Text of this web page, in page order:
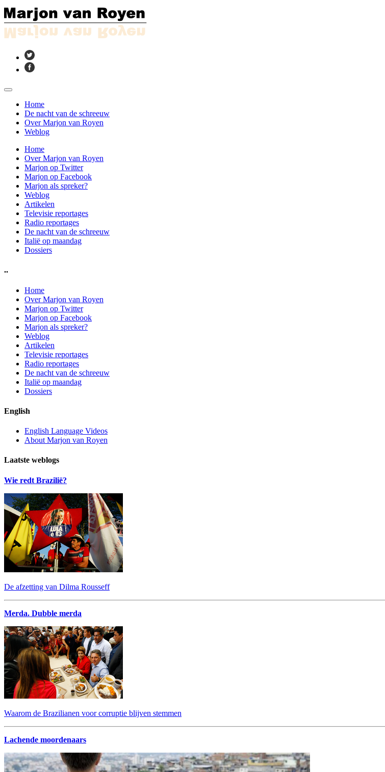
Home
De nacht van de schreeuw
Over Marjon van Royen
Weblog
Home
Over Marjon van Royen
Marjon op Twitter
Marjon op Facebook
Marjon als spreker?
Weblog
Artikelen
Televisie reportages
Radio reportages
De nacht van de schreeuw
Italië op maandag
Dossiers
..
Home
Over Marjon van Royen
Marjon op Twitter
Marjon op Facebook
Marjon als spreker?
Weblog
Artikelen
Televisie reportages
Radio reportages
De nacht van de schreeuw
Italië op maandag
Dossiers
English
English Language Videos
About Marjon van Royen
Laatste weblogs
Wie redt Brazilië?
De afzetting van Dilma Rousseff
Merda. Dubble merda
Waarom de Brazilianen voor corruptie blijven stemmen
Lachende moordenaars